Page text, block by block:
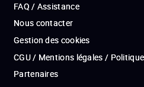
FAQ / Assistance
Nous contacter
Gestion des cookies
CGU / Mentions légales /
Partenaires